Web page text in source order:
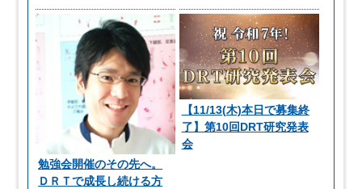
勉強会開催のその先へ。
ＤＲＴで成長し続ける方
【11/13(木)本日で募集終
了】第10回DRT研究発表
会